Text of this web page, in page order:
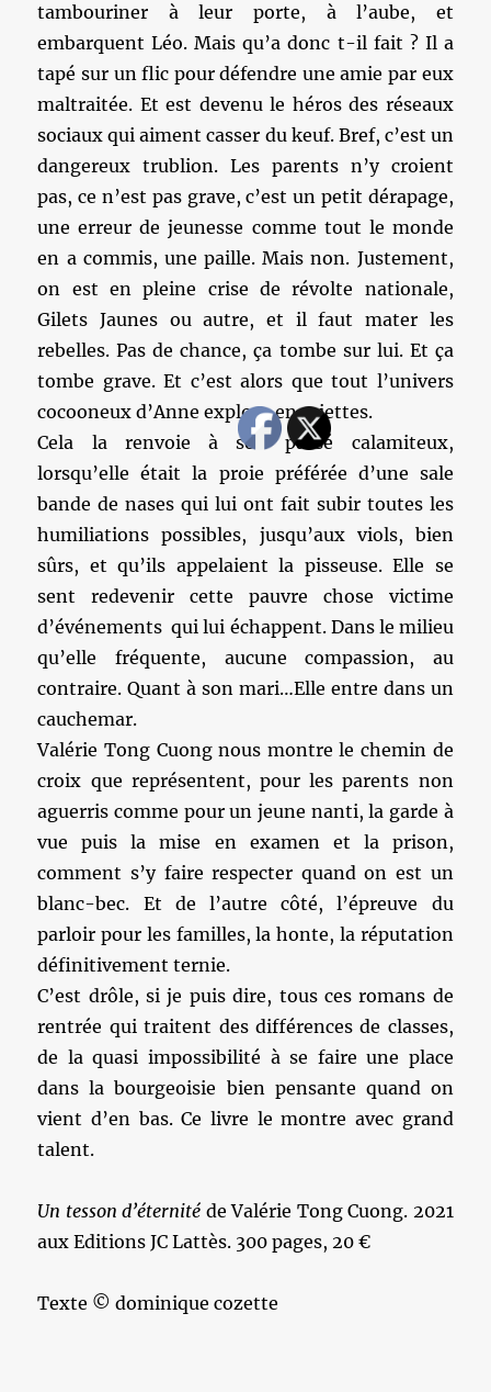
tambouriner à leur porte, à l’aube, et
embarquent Léo. Mais qu’a donc t-il fait ? Il a
tapé sur un flic pour défendre une amie par eux
maltraitée. Et est devenu le héros des réseaux
sociaux qui aiment casser du keuf. Bref, c’est un
dangereux trublion. Les parents n’y croient
pas, ce n’est pas grave, c’est un petit dérapage,
une erreur de jeunesse comme tout le monde
en a commis, une paille. Mais non. Justement,
on est en pleine crise de révolte nationale,
Gilets Jaunes ou autre, et il faut mater les
rebelles. Pas de chance, ça tombe sur lui. Et ça
tombe grave. Et c’est alors que tout l’univers
cocooneux d’Anne explose en miettes.
Cela la renvoie à son passé calamiteux,
lorsqu’elle était la proie préférée d’une sale
bande de nases qui lui ont fait subir toutes les
humiliations possibles, jusqu’aux viols, bien
sûrs, et qu’ils appelaient la pisseuse. Elle se
sent redevenir cette pauvre chose victime
d’événements qui lui échappent. Dans le milieu
qu’elle fréquente, aucune compassion, au
contraire. Quant à son mari…Elle entre dans un
cauchemar.
Valérie Tong Cuong nous montre le chemin de
croix que représentent, pour les parents non
aguerris comme pour un jeune nanti, la garde à
vue puis la mise en examen et la prison,
comment s’y faire respecter quand on est un
blanc-bec. Et de l’autre côté, l’épreuve du
parloir pour les familles, la honte, la réputation
définitivement ternie.
C’est drôle, si je puis dire, tous ces romans de
rentrée qui traitent des différences de classes,
de la quasi impossibilité à se faire une place
dans la bourgeoisie bien pensante quand on
vient d’en bas. Ce livre le montre avec grand
talent.
Un tesson d’éternité de Valérie Tong Cuong. 2021
aux Editions JC Lattès. 300 pages, 20 €
Texte © dominique cozette